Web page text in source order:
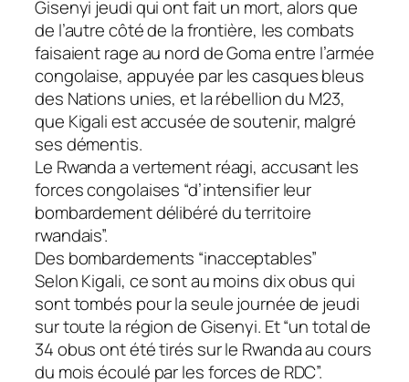
Gisenyi jeudi qui ont fait un mort, alors que
de l’autre côté de la frontière, les combats
faisaient rage au nord de Goma entre l’armée
congolaise, appuyée par les casques bleus
des Nations unies, et la rébellion du M23,
que Kigali est accusée de soutenir, malgré
ses démentis.
Le Rwanda a vertement réagi, accusant les
forces congolaises “d’intensifier leur
bombardement délibéré du territoire
rwandais”.
Des bombardements “inacceptables”
Selon Kigali, ce sont au moins dix obus qui
sont tombés pour la seule journée de jeudi
sur toute la région de Gisenyi. Et “un total de
34 obus ont été tirés sur le Rwanda au cours
du mois écoulé par les forces de RDC”.